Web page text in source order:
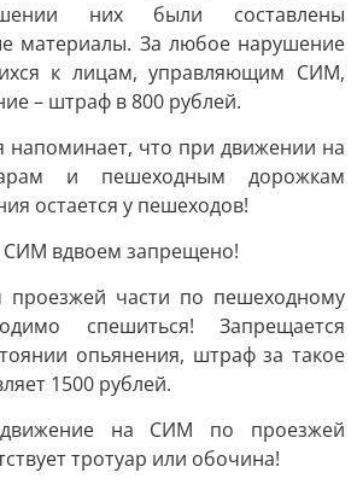
них были составлены
материалы. За любое нарушение
к лицам, управляющим СИМ,
– штраф в 800 рублей.
напоминает, что при движении на
и пешеходным дорожкам
остается у пешеходов!
вдвоем запрещено!
проезжей части по пешеходному
спешиться! Запрещается
опьянения, штраф за такое
1500 рублей.
на СИМ по проезжей
тротуар или обочина!